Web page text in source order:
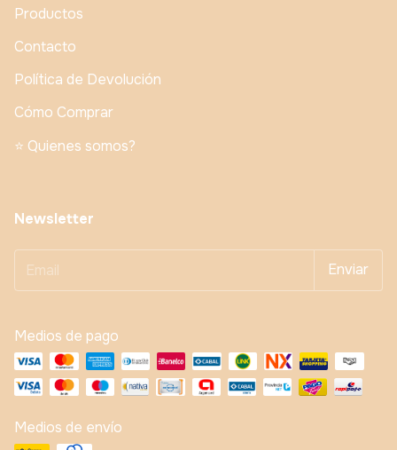
Productos
Contacto
Política de Devolución
Cómo Comprar
⭐️ Quienes somos?
Newsletter
Medios de pago
Medios de envío